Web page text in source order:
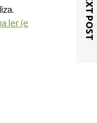
ler (e
NEXT POST